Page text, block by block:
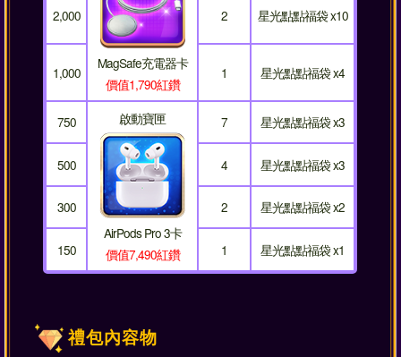
MagSafe充電器卡
價值1,790紅鑽
2,000 2 星光點點福袋 x10
1,000 1 星光點點福袋 x4
750 啟動寶匣
AirPods Pro 3卡
價值7,490紅鑽
7 星光點點福袋 x3
500 4 星光點點福袋 x3
300 2 星光點點福袋 x2
150 1 星光點點福袋 x1
禮包內容物